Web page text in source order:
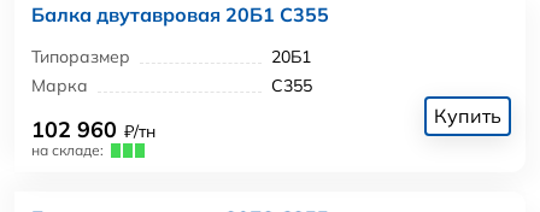
Балка двутавровая 20Б1 С355
Типоразмер
20Б1
Марка
С355
102 960 ₽/тн
на складе:
Купить